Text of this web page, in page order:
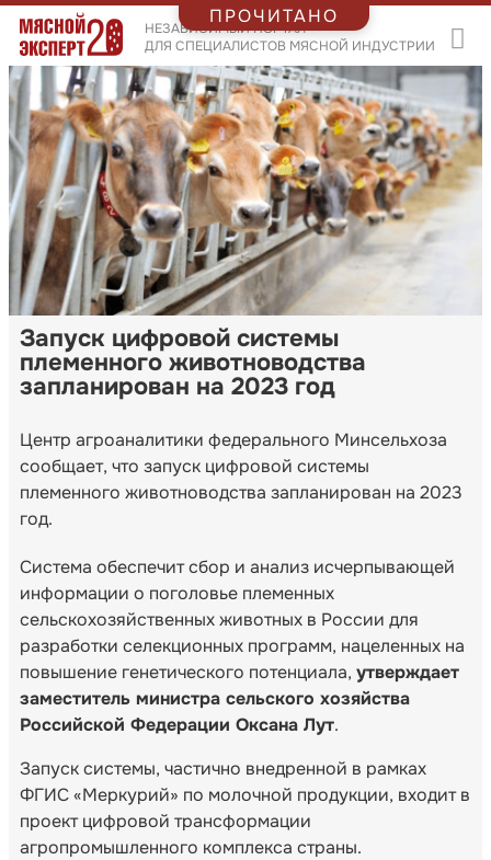
НЕЗАВИСИМЫЙ ПОРТАЛ
ДЛЯ СПЕЦИАЛИСТОВ МЯСНОЙ ИНДУСТРИИ
Запуск цифровой системы
племенного животноводства
запланирован на 2023 год
Центр агроаналитики федерального Минсельхоза
сообщает, что запуск цифровой системы
племенного животноводства запланирован на 2023
год.
Система обеспечит сбор и анализ исчерпывающей
информации о поголовье племенных
сельскохозяйственных животных в России для
разработки селекционных программ, нацеленных на
повышение генетического потенциала, утверждает
заместитель министра сельского хозяйства
Российской Федерации Оксана Лут.
Запуск системы, частично внедренной в рамках
ФГИС «Меркурий» по молочной продукции, входит в
проект цифровой трансформации
агропромышленного комплекса страны.
ПРОЧИТАНО